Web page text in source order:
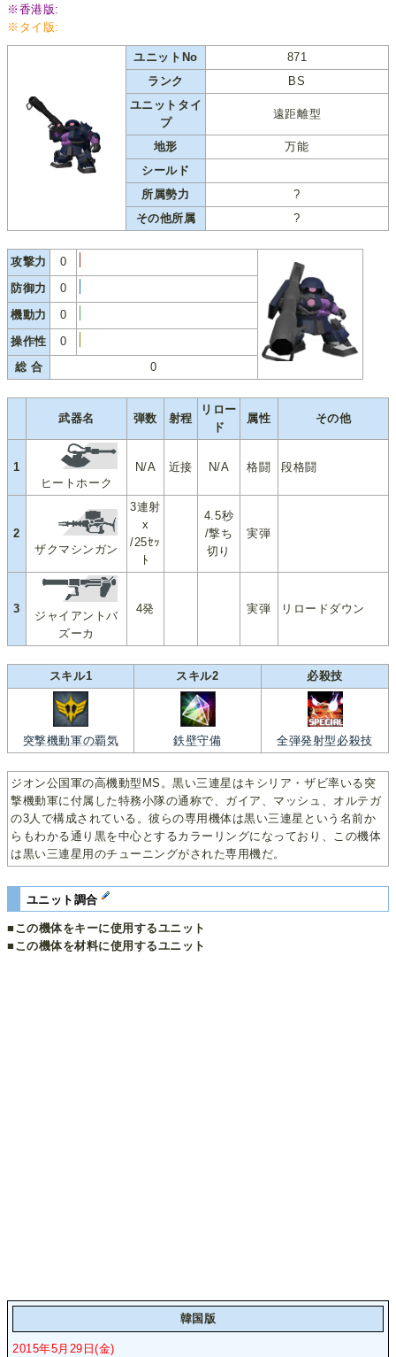
※香港版:
※タイ版:
ユニットNo
871
ランク
BS
ユニットタイ
プ
遠距離型
地形
万能
シールド
所属勢力
?
その他所属
?
攻撃力
0
防御力
0
機動力
0
操作性
0
総 合
0
武器名 弾数 射程
リロー
ド
属性 その他
1
ヒートホーク
N/A 近接 N/A 格闘 段格闘
2
ザクマシンガン
3連射
x
/25ｾｯ
ﾄ
4.5秒
/撃ち
切り
実弾
3
ジャイアントバ
ズーカ
4発 実弾 リロードダウン
スキル1 スキル2 必殺技
突撃機動軍の覇気 鉄壁守備 全弾発射型必殺技
ジオン公国軍の高機動型MS。黒い三連星はキシリア・ザビ率いる突
撃機動軍に付属した特務小隊の通称で、ガイア、マッシュ、オルテガ
の3人で構成されている。彼らの専用機体は黒い三連星という名前か
らもわかる通り黒を中心とするカラーリングになっており、この機体
は黒い三連星用のチューニングがされた専用機だ。
ユニット調合
■この機体をキーに使用するユニット
■この機体を材料に使用するユニット
韓国版
2015年5月29日(金)